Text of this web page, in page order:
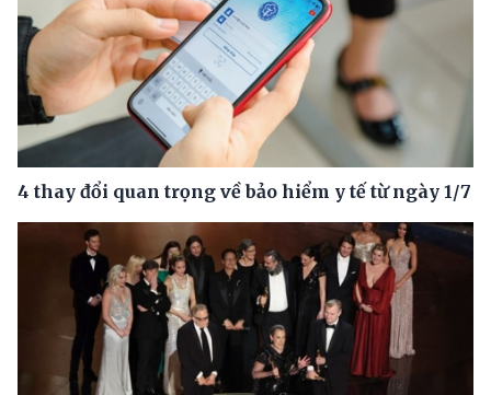
4 thay đổi quan trọng về bảo hiểm y tế từ ngày 1/7